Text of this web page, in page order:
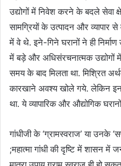
उद्योगों में निवेश करने के बदले सेवा
सामग्रियों के उत्पादन और व्यापार
में वे थे. इने-गिने घरानों ने ही
में बड़े और अधिसंरचनात्मक
समय के बाद मिलता था. मिश्रित
कारखाने अवश्य खोले गये. लेकिन
था. ये व्यापारिक और औद्योगिक
गांधीजी के ‘ग्रामस्वराज’ या उनके
;महात्मा गांधी की दृष्टि में शासन